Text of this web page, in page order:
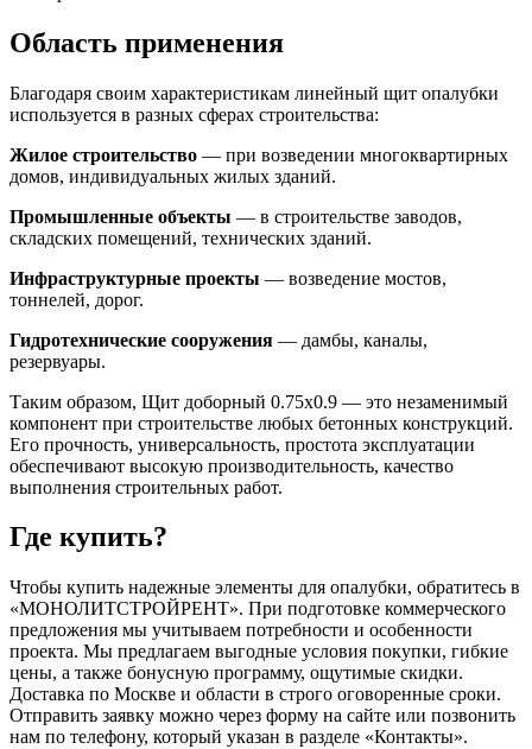
Область применения
Благодаря своим характеристикам линейный щит опалубки
используется в разных сферах строительства:
Жилое строительство — при возведении многоквартирных
домов, индивидуальных жилых зданий.
Промышленные объекты — в строительстве заводов,
складских помещений, технических зданий.
Инфраструктурные проекты — возведение мостов,
тоннелей, дорог.
Гидротехнические сооружения — дамбы, каналы,
резервуары.
Таким образом, Щит доборный 0.75x0.9 — это незаменимый
компонент при строительстве любых бетонных конструкций.
Его прочность, универсальность, простота эксплуатации
обеспечивают высокую производительность, качество
выполнения строительных работ.
Где купить?
Чтобы купить надежные элементы для опалубки, обратитесь в
«МОНОЛИТСТРОЙРЕНТ». При подготовке коммерческого
предложения мы учитываем потребности и особенности
проекта. Мы предлагаем выгодные условия покупки, гибкие
цены, а также бонусную программу, ощутимые скидки.
Доставка по Москве и области в строго оговоренные сроки.
Отправить заявку можно через форму на сайте или позвонить
нам по телефону, который указан в разделе «Контакты».